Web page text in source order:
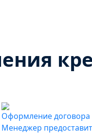
Оформление договора
Менеджер